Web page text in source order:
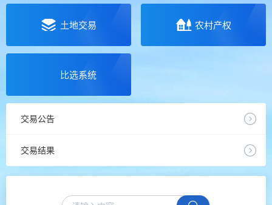
土地交易 农村产权
比选系统
交易公告
交易结果